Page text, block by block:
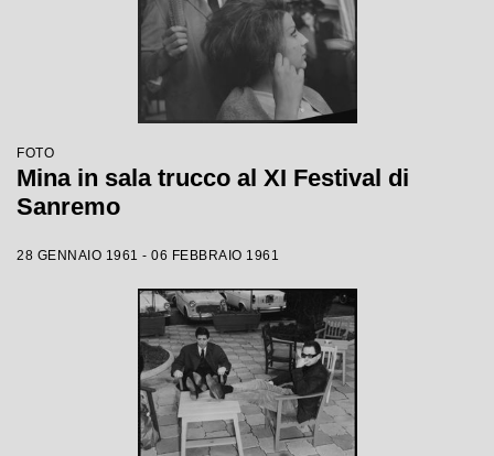
FOTO
Mina in sala trucco al XI Festival di
Sanremo
28 GENNAIO 1961 - 06 FEBBRAIO 1961